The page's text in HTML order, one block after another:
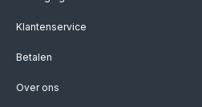
Klantenservice
Betalen
Over ons